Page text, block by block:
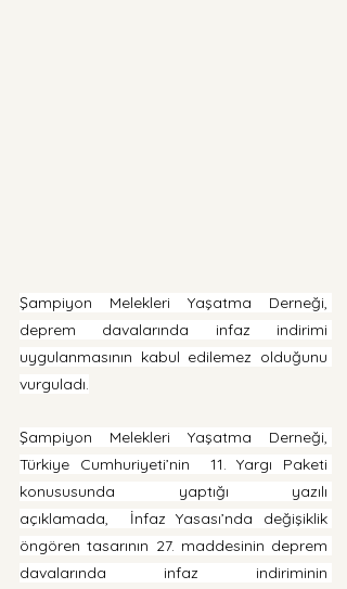
Şampiyon Melekleri Yaşatma Derneği,
deprem davalarında infaz indirimi
uygulanmasının kabul edilemez olduğunu
vurguladı.
Şampiyon Melekleri Yaşatma Derneği,
Türkiye Cumhuriyeti’nin  11. Yargı Paketi
konususunda yaptığı yazılı
açıklamada,  İnfaz Yasası’nda değişiklik
öngören tasarının 27. maddesinin deprem
davalarında infaz indiriminin